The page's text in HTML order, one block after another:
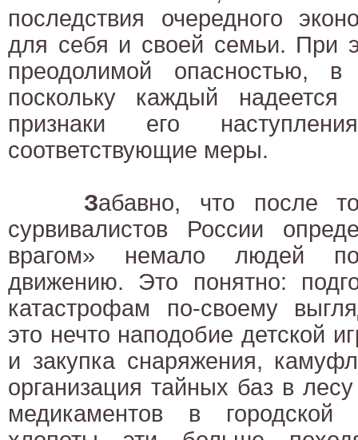
последствия очередного
для себя и своей семьи. При
преодолимой опасностью,
поскольку каждый надеется
признаки его
соответствующие меры.
Забавно, что после
сурвивалистов России
врагом» немало людей
движению. Это понятно:
катастрофам по-своему
это нечто наподобие детской
и закупка снаряжения,
организация тайных баз в
медикаментов в городской